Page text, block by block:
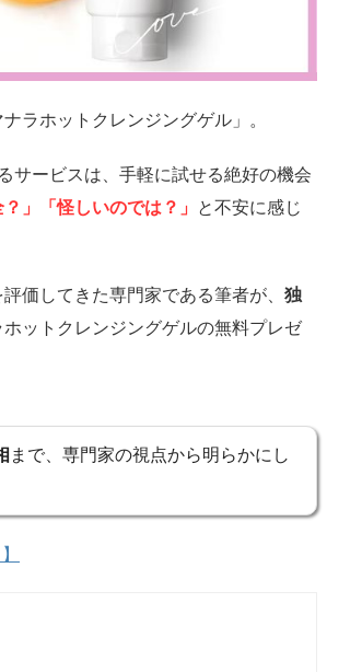
ラホットクレンジングゲル」。
サービスは、手軽に試せる絶好の機会
？」「怪しいのでは？」 と不安に感じ
価してきた専門家である筆者が、 独
ットクレンジングゲルの無料プレゼ
まで、専門家の視点から明らかにし